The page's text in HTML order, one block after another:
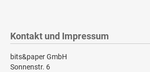
Kontakt und Impressum
bits&paper GmbH
Sonnenstr. 6